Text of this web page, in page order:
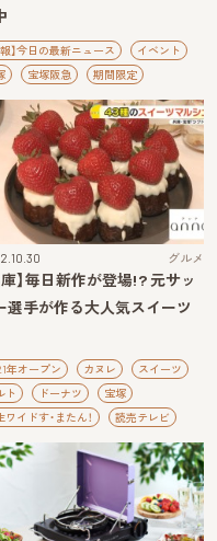
報】今日の最新ニュース
イベント
宝塚阪急 期間限定
グルメ
庫】毎日新作が登場!? 元サッ
選手が作る大人気スイーツ
年オープン カヌレ
スイーツ
ト
ドーナツ
宝塚
ワイドす・またん！
読売テレビ